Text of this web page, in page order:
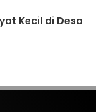
Kecil di Desa